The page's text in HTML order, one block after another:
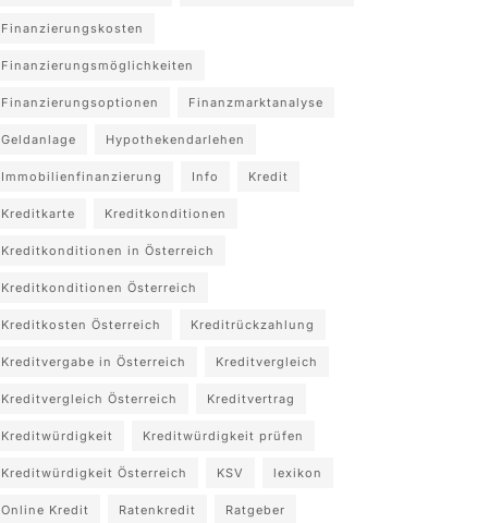
Finanzierungskosten
Finanzierungsmöglichkeiten
Finanzierungsoptionen Finanzmarktanalyse
Geldanlage Hypothekendarlehen
Immobilienfinanzierung Info Kredit
Kreditkarte Kreditkonditionen
Kreditkonditionen in Österreich
Kreditkonditionen Österreich
Kreditkosten Österreich Kreditrückzahlung
Kreditvergabe in Österreich Kreditvergleich
Kreditvergleich Österreich Kreditvertrag
Kreditwürdigkeit Kreditwürdigkeit prüfen
Kreditwürdigkeit Österreich KSV lexikon
Online Kredit Ratenkredit Ratgeber